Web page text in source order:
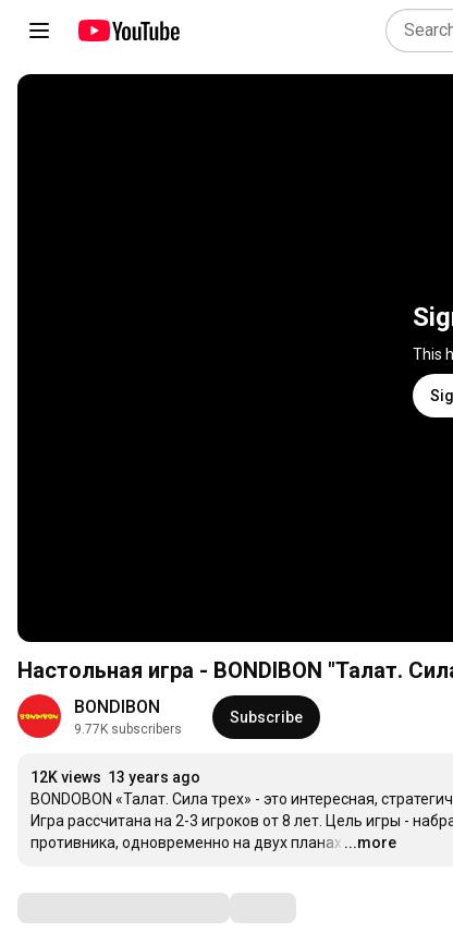
This
Настольная игра - BONDIBON "Талат.
BONDIBON
9.77K subscribers
Subscribe
12K views 13 years ago
BONDOBON «Талат. Сила трех» - это интересная,
Игра рассчитана на 2-3 игроков от 8 лет. Цель игры -
противника, одновременно на двух планах. …
...more